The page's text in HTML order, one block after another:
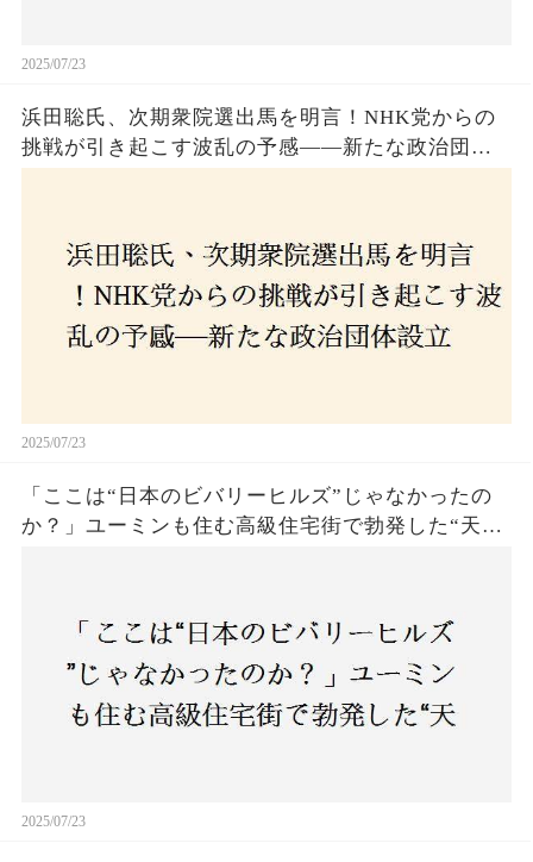
2025/07/23
浜田聡氏、次期衆院選出馬を明言！NHK党からの
挑戦が引き起こす波乱の予感——新たな政治団体
2025/07/23
「ここは“日本のビバリーヒルズ”じゃなかったの
か？」ユーミンも住む高級住宅街で勃発した“天井
2025/07/23